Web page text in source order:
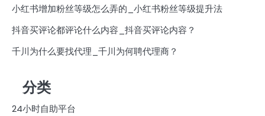
小红书增加粉丝等级怎么弄的_小红书粉丝等级提升法
抖音买评论都评论什么内容_抖音买评论内容？
千川为什么要找代理_千川为何聘代理商？
分类
24小时自助平台